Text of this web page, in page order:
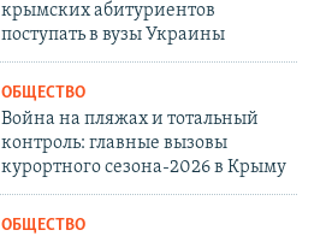
крымских абитуриентов
поступать в вузы Украины
ОБЩЕСТВО
Война на пляжах и тотальный
контроль: главные вызовы
курортного сезона-2026 в Крыму
ОБЩЕСТВО